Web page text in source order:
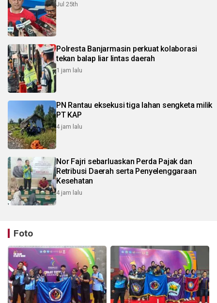
Jul 25th
Polresta Banjarmasin perkuat kolaborasi
tekan balap liar lintas daerah
1 jam lalu
PN Rantau eksekusi tiga lahan sengketa milik
PT KAP
4 jam lalu
Nor Fajri sebarluaskan Perda Pajak dan
Retribusi Daerah serta Penyelenggaraan
Kesehatan
4 jam lalu
Foto